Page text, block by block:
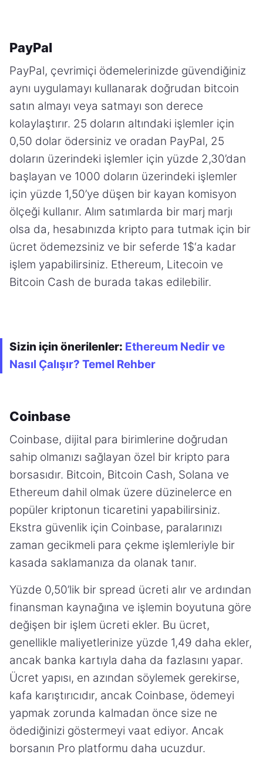
PayPal
PayPal, çevrimiçi ödemelerinizde güvendiğiniz
aynı uygulamayı kullanarak doğrudan bitcoin
satın almayı veya satmayı son derece
kolaylaştırır. 25 doların altındaki işlemler için
0,50 dolar ödersiniz ve oradan PayPal, 25
doların üzerindeki işlemler için yüzde 2,30’dan
başlayan ve 1000 doların üzerindeki işlemler
için yüzde 1,50’ye düşen bir kayan komisyon
ölçeği kullanır. Alım satımlarda bir marj marjı
olsa da, hesabınızda kripto para tutmak için bir
ücret ödemezsiniz ve bir seferde 1$‘a kadar
işlem yapabilirsiniz. Ethereum, Litecoin ve
Bitcoin Cash de burada takas edilebilir.
Sizin için önerilenler: Ethereum Nedir ve
Nasıl Çalışır? Temel Rehber
Coinbase
Coinbase, dijital para birimlerine doğrudan
sahip olmanızı sağlayan özel bir kripto para
borsasıdır. Bitcoin, Bitcoin Cash, Solana ve
Ethereum dahil olmak üzere düzinelerce en
popüler kriptonun ticaretini yapabilirsiniz.
Ekstra güvenlik için Coinbase, paralarınızı
zaman gecikmeli para çekme işlemleriyle bir
kasada saklamanıza da olanak tanır.
Yüzde 0,50’lik bir spread ücreti alır ve ardından
finansman kaynağına ve işlemin boyutuna göre
değişen bir işlem ücreti ekler. Bu ücret,
genellikle maliyetlerinize yüzde 1,49 daha ekler,
ancak banka kartıyla daha da fazlasını yapar.
Ücret yapısı, en azından söylemek gerekirse,
kafa karıştırıcıdır, ancak Coinbase, ödemeyi
yapmak zorunda kalmadan önce size ne
ödediğinizi göstermeyi vaat ediyor. Ancak
borsanın Pro platformu daha ucuzdur.